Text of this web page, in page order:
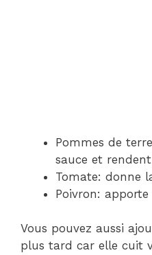
Pommes de
sauce et
Tomate: donne
Poivron:
Vous pouvez aussi
plus tard car elle cuit